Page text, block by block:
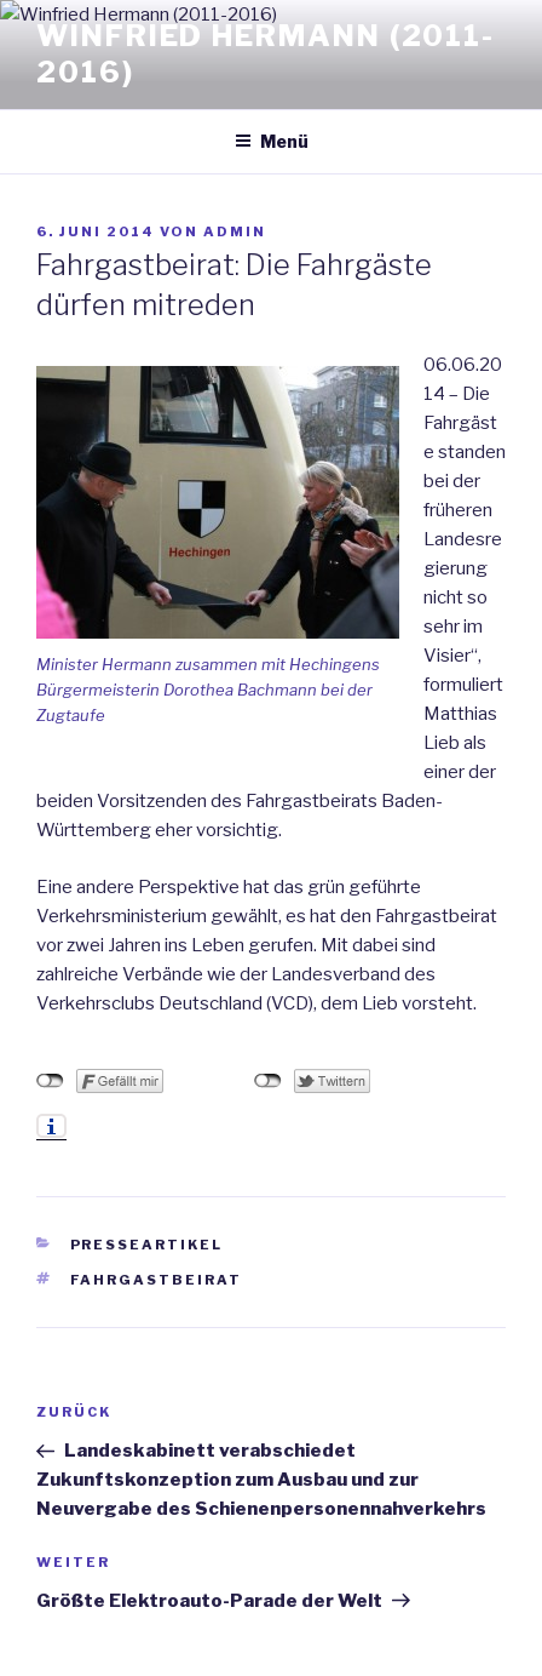
Zum
Inhalt
springen
WINFRIED HERMANN (2011-
2016)
Menü
VERÖFFENTLICHT
AM
6. JUNI 2014 VON ADMIN
Fahrgastbeirat: Die Fahrgäste
dürfen mitreden
Minister Hermann zusammen mit Hechingens
Bürgermeisterin Dorothea Bachmann bei der
Zugtaufe
06.06.20
14 – Die
Fahrgäst
e standen
bei der
früheren
Landesre
gierung
nicht so
sehr im
Visier“,
formuliert
Matthias
Lieb als
einer der
beiden Vorsitzenden des Fahrgastbeirats Baden-
Württemberg eher vorsichtig.
Eine andere Perspektive hat das grün geführte
Verkehrsministerium gewählt, es hat den Fahrgastbeirat
vor zwei Jahren ins Leben gerufen. Mit dabei sind
zahlreiche Verbände wie der Landesverband des
Verkehrsclubs Deutschland (VCD), dem Lieb vorsteht.
KATEGORIEN
PRESSEARTIKEL
SCHLAGWÖRTER
FAHRGASTBEIRAT
Beitrags-
Vorheriger
Beitrag
ZURÜCK
Landeskabinett verabschiedet
Zukunftskonzeption zum Ausbau und zur
Neuvergabe des Schienenpersonennahverkehrs
Nächster
Beitrag
WEITER
Größte Elektroauto-Parade der Welt